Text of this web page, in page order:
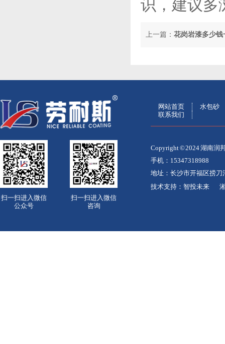
识，建议多
上一篇： 花岗岩漆多少钱
扫一扫进入微信
公众号
扫一扫进入微信
咨询
网站首页
水包砂
联系我们
Copyright © 2024 湖南润
手机：15347318988
地址：长沙市开福区捞刀
技术支持： 智投未来